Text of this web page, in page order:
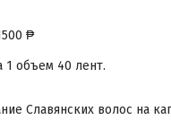
₱
объем 40 лент.
Славянских волос на